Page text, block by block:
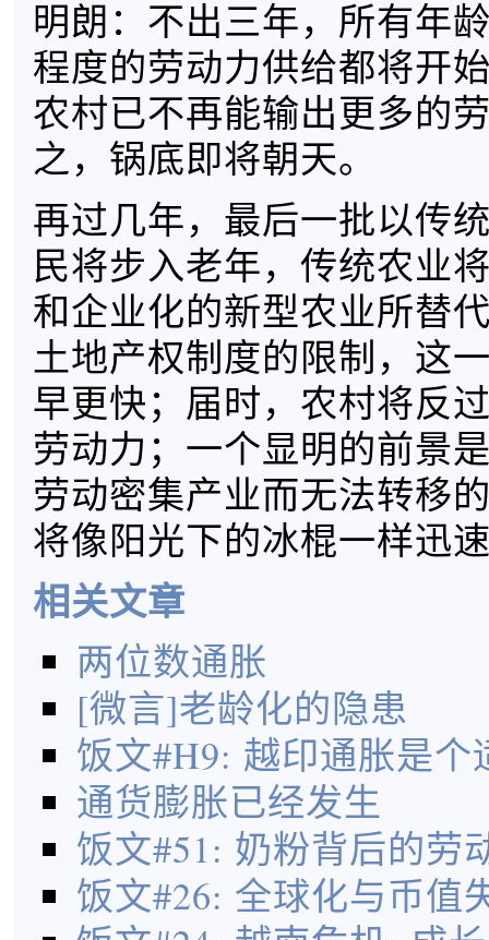
明朗：不出三年，所有年
程度的劳动力供给都将开
农村已不再能输出更多的
之，锅底即将朝天。
再过几年，最后一批以传
民将步入老年，传统农业
和企业化的新型农业所
土地产权制度的限制，这
早更快；届时，农村将反
劳动力；一个显明的前景
劳动密集产业而无法转移
将像阳光下的冰棍一样迅
相关文章
两位数通胀
[微言]老龄化的隐患
饭文#H9: 越印通胀是个
通货膨胀已经发生
饭文#51: 奶粉背后的劳
饭文#26: 全球化与币值